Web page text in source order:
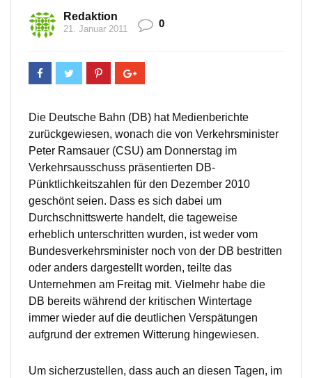
Redaktion
21. Januar 2011 0
Die Deutsche Bahn (DB) hat Medienberichte
zurückgewiesen, wonach die von Verkehrsminister
Peter Ramsauer (CSU) am Donnerstag im
Verkehrsausschuss präsentierten DB-
Pünktlichkeitszahlen für den Dezember 2010
geschönt seien. Dass es sich dabei um
Durchschnittswerte handelt, die tageweise
erheblich unterschritten wurden, ist weder vom
Bundesverkehrsminister noch von der DB bestritten
oder anders dargestellt worden, teilte das
Unternehmen am Freitag mit. Vielmehr habe die
DB bereits während der kritischen Wintertage
immer wieder auf die deutlichen Verspätungen
aufgrund der extremen Witterung hingewiesen.
Um sicherzustellen, dass auch an diesen Tagen, im